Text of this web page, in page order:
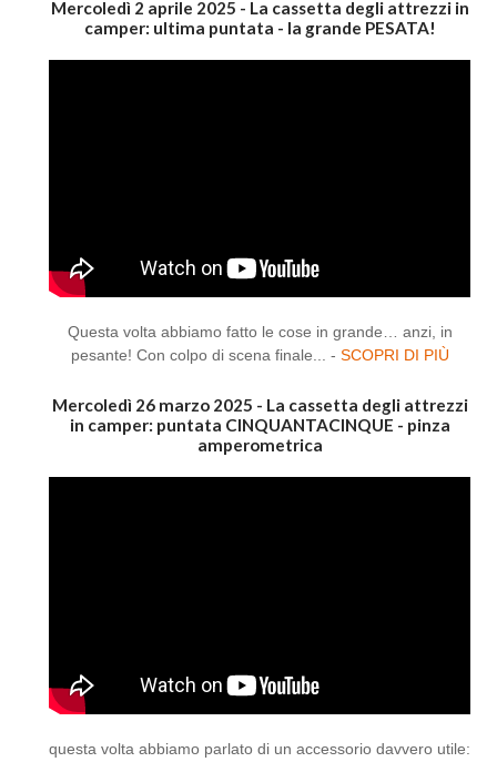
Mercoledì 2 aprile 2025 - La cassetta degli attrezzi in
camper: ultima puntata - la grande PESATA!
Questa volta abbiamo fatto le cose in grande… anzi, in
pesante! Con colpo di scena finale... - SCOPRI DI PIÙ
Mercoledì 26 marzo 2025 - La cassetta degli attrezzi
in camper: puntata CINQUANTACINQUE - pinza
amperometrica
questa volta abbiamo parlato di un accessorio davvero utile: